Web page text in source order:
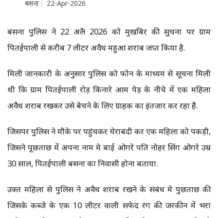
बसना 22-Apr-2026
बसना पुलिस ने 22 अप्रैल 2026 को मुखबिर की सुचना पर ग्राम
पितईपाली से करीब 7 लीटर अवैध महुआ शराब जप्त किया है.
मिली जानकारी के अनुसार पुलिस को फोन के माध्यम से सूचना मिली
थी कि ग्राम पितईपाली रोड़ किनारे आम पेड़ के नीचे में एक महिला
अवैध शराब रखकर उसे बेचने के लिए ग्राहक का इंतजार कर रहा है.
जिसपर पुलिस ने मौके पर पहुंचकर घेराबंदी कर एक महिला को पकड़ी,
जिसने पूछताछ में अपना नाम प्रेम बाई ओगरे पति नोहर सिंग ओगरे उम्र
30 साल, पितईपाली बसना का निवासी होना बताया.
उक्त महिला से पुलिस ने अवैध शराब रखने के संबंध मे पुछताछ की
जिसके कब्जे के एक 10 लीटर वाली सफेद रंग की जरकीन में भरा